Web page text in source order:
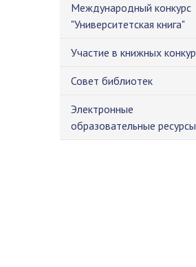
Международный конкурс
"Университетская книга"
Участие в книжных
Совет библиотек
Электронные
образовательные ресурсы